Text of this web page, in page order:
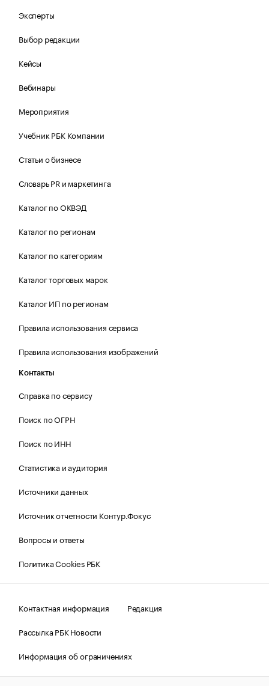
Эксперты
Выбор редакции
Кейсы
Вебинары
Мероприятия
Учебник РБК Компании
Статьи о бизнесе
Словарь PR и маркетинга
Каталог по ОКВЭД
Каталог по регионам
Каталог по категориям
Каталог торговых марок
Каталог ИП по регионам
Правила использования сервиса
Правила использования изображений
Контакты
Справка по сервису
Поиск по ОГРН
Поиск по ИНН
Статистика и аудитория
Источники данных
Источник отчетности Контур.Фокус
Вопросы и ответы
Политика Cookies РБК
Контактная информация
Редакция
Рассылка РБК Новости
Информация об ограничениях
Правовая информация
О соблюдении авторских прав